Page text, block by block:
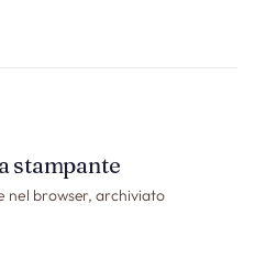
stampante
nel browser, archiviato